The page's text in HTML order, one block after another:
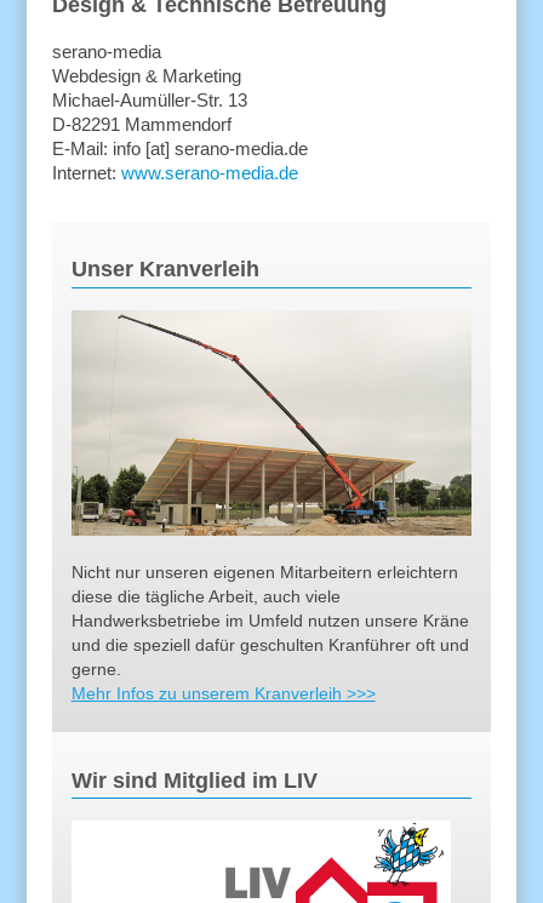
serano-media
Webdesign & Marketing
Michael-Aumüller-Str. 13
D-82291 Mammendorf
E-Mail: info [at] serano-media.de
Internet: www.serano-media.de
Unser Kranverleih
Nicht nur unseren eigenen Mitarbeitern erleichtern
diese die tägliche Arbeit, auch viele
Handwerksbetriebe im Umfeld nutzen unsere Kräne
und die speziell dafür geschulten Kranführer oft und
gerne.
Mehr Infos zu unserem Kranverleih >>>
Wir sind Mitglied im LIV